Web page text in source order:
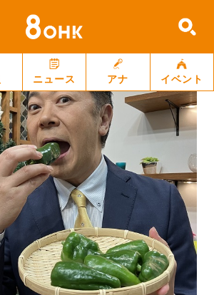
ニュース アナ イベント